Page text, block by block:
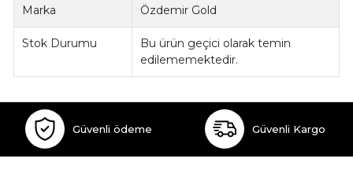
Marka Özdemir Gold
Stok Durumu
Bu ürün geçici olarak temin
edilememektedir.
Güvenli ödeme Güvenli Kargo